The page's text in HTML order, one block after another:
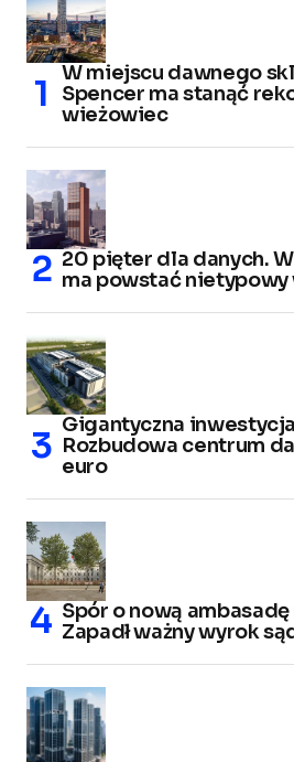
W miejscu dawnego
Spencer ma stanąć
wieżowiec
20 pięter dla danych.
ma powstać
Gigantyczna
Rozbudowa centrum
euro
Spór o nową
Zapadł ważny wyrok